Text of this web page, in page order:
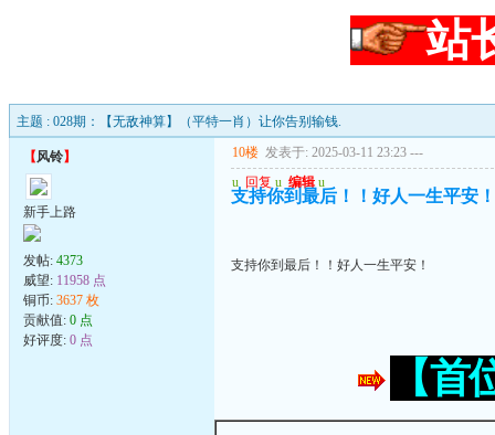
站
主题 : 028期：【无敌神算】（平特一肖）让你告别输钱.
【风铃】
新手上路
发帖: 4373
威望: 11958 点
铜币: 3637 枚
贡献值: 0 点
好评度: 0 点
10楼 发表于: 2025-03-11 23:23 ---
u 回复 u 编辑 u
支持你到最后！！好人一生平安！
支持你到最后！！好人一生平安！
【